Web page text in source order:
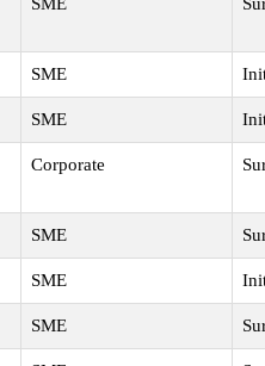
SME
SME
Corporate
SME
SME
SME